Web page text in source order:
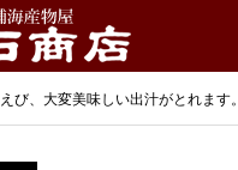
び、大変美味しい出汁がとれます。